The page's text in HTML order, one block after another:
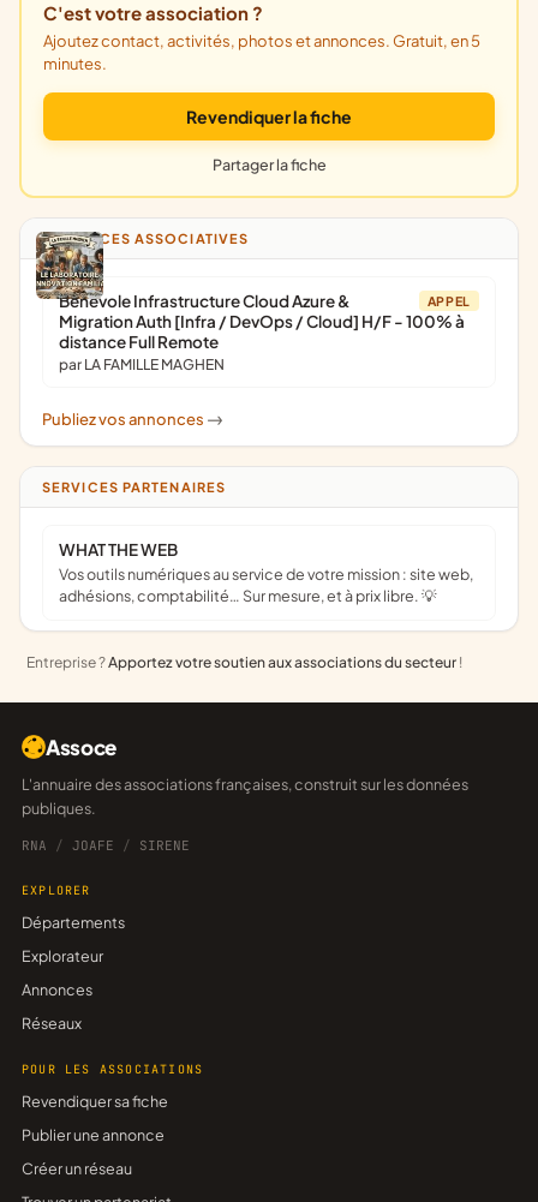
C'est votre association ?
Ajoutez contact, activités, photos et annonces. Gratuit, en 5
minutes.
Revendiquer la fiche
Partager la fiche
ANNONCES ASSOCIATIVES
APPEL
Bénévole Infrastructure Cloud Azure &
Migration Auth [Infra / DevOps / Cloud] H/F - 100% à
distance Full Remote
par LA FAMILLE MAGHEN
Publiez vos annonces ->
SERVICES PARTENAIRES
WHAT THE WEB
Vos outils numériques au service de votre mission : site web,
adhésions, comptabilité… Sur mesure, et à prix libre. 💡
Entreprise ?Apportez votre soutien aux associations du secteur !
Assoce
L'annuaire des associations françaises, construit sur les données
publiques.
RNA / JOAFE / SIRENE
EXPLORER
Départements
Explorateur
Annonces
Réseaux
POUR LES ASSOCIATIONS
Revendiquer sa fiche
Publier une annonce
Créer un réseau